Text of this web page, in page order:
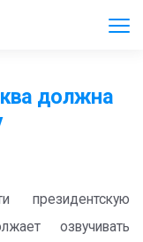
должна
президентскую
озвучивать